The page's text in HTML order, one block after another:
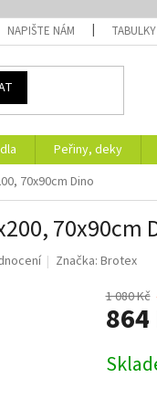
NAPIŠTE NÁM TABULKY
Peřiny, deky
70x90cm Dino
70x90cm
Značka:Brotex
1 080 Kč
864
cena: